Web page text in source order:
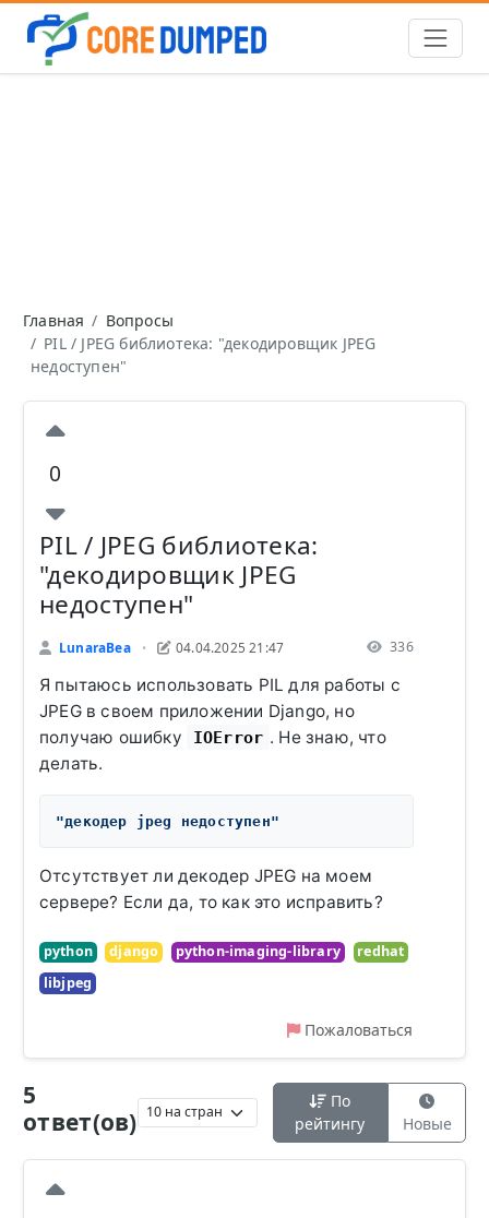
Главная
Вопросы
PIL / JPEG библиотека: "декодировщик JPEG
недоступен"
0
PIL / JPEG библиотека:
"декодировщик JPEG
недоступен"
LunaraBea • 04.04.2025 21:47 336
Я пытаюсь использовать PIL для работы с
JPEG в своем приложении Django, но
получаю ошибку
IOError . Не знаю, что
делать.
"декодер jpeg недоступен"
Отсутствует ли декодер JPEG на моем
сервере? Если да, то как это исправить?
python django python-imaging-library
redhat
libjpeg
Пожаловаться
5
ответ(ов)
По
рейтингу
Новые